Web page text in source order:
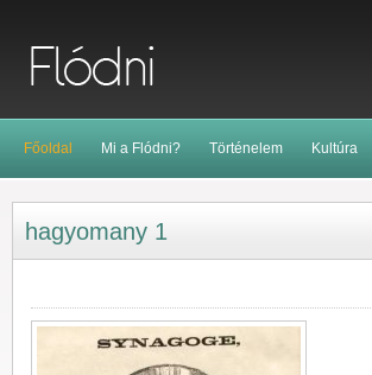
Főoldal Mi a Flódni? Történelem Kultúra
hagyomany 1